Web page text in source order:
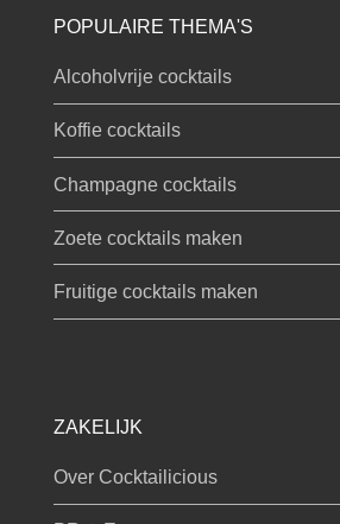
POPULAIRE THEMA'S
Alcoholvrije cocktails
Koffie cocktails
Champagne cocktails
Zoete cocktails maken
Fruitige cocktails maken
ZAKELIJK
Over Cocktailicious